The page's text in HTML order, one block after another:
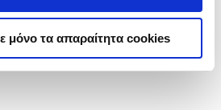
μόνο τα απαραίτητα cookies